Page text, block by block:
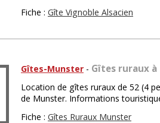
Fiche : Gîte Vignoble Alsacien
Gîtes-Munster - Gîtes ruraux
Location de gîtes ruraux de 52 (4
de Munster. Informations
Fiche : Gîtes Ruraux Munster